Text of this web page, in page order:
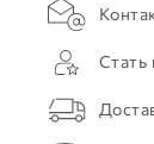
Стать